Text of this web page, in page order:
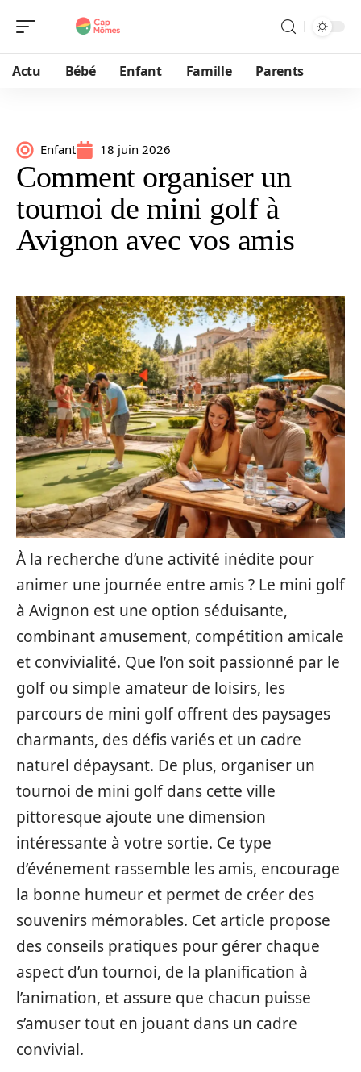
Actu Bébé Enfant Famille Parents
Enfant 18 juin 2026
Comment organiser un
tournoi de mini golf à
Avignon avec vos amis
À la recherche d’une activité inédite pour
animer une journée entre amis ? Le mini golf
à Avignon est une option séduisante,
combinant amusement, compétition amicale
et convivialité. Que l’on soit passionné par le
golf ou simple amateur de loisirs, les
parcours de mini golf offrent des paysages
charmants, des défis variés et un cadre
naturel dépaysant. De plus, organiser un
tournoi de mini golf dans cette ville
pittoresque ajoute une dimension
intéressante à votre sortie. Ce type
d’événement rassemble les amis, encourage
la bonne humeur et permet de créer des
souvenirs mémorables. Cet article propose
des conseils pratiques pour gérer chaque
aspect d’un tournoi, de la planification à
l’animation, et assure que chacun puisse
s’amuser tout en jouant dans un cadre
convivial.